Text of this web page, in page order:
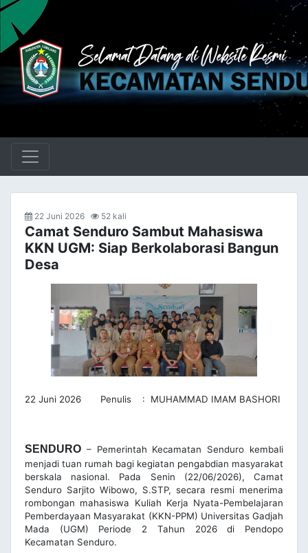
22 Juni 2026 52 kali
Camat Senduro Sambut Mahasiswa
KKN UGM: Siap Berkolaborasi Bangun
Desa
22 Juni 2026 Penulis : MUHAMMAD IMAM BASHORI
SENDURO – Pemerintah Kecamatan Senduro kembali
menjadi tuan rumah bagi kegiatan pengabdian masyarakat
berskala nasional. Pada Senin (22/06/2026), Camat
Senduro Sarjito Wibowo, S.STP, secara resmi menerima
rombongan mahasiswa Kuliah Kerja Nyata-Pembelajaran
Pemberdayaan Masyarakat (KKN-PPM) Universitas Gadjah
Mada (UGM) Periode 2 Tahun 2026 di Pendopo
Kecamatan Senduro.